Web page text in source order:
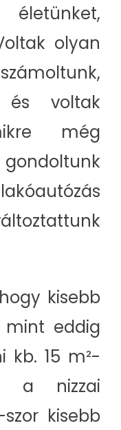
olyan
és voltak
még
kisebb
mint eddig
kb. 15 m²-
a nizzai
kisebb